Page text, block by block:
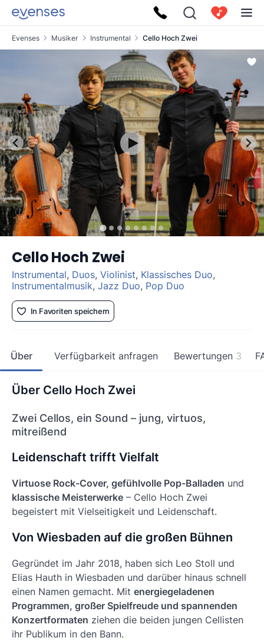
Evenses Musiker Instrumental Cello Hoch Zwei
Cello Hoch Zwei
Instrumental, Duos, Violinist, Klassisches Duo,
Instrumentalmusik, Jazz Duo, Pop Duo
In Favoriten speichern
Über Verfügbarkeit anfragen Bewertungen 3
Über Cello Hoch Zwei
Zwei Cellos, ein Sound – jung, virtuos,
mitreißend
Leidenschaft trifft Vielfalt
Virtuose Rock-Cover, gefühlvolle Pop-Balladen und
klassische Meisterwerke – Cello Hoch Zwei
begeistert mit Vielseitigkeit und Leidenschaft.
Von Wiesbaden auf die großen Bühnen
Gegründet im Jahr 2018, haben sich Leo Stoll und
Elias Hauth in Wiesbaden und darüber hinaus schnell
einen Namen gemacht. Mit energiegeladenen
Programmen, großer Spielfreude und spannenden
Konzertformaten ziehen die beiden jungen Cellisten
ihr Publikum in den Bann.